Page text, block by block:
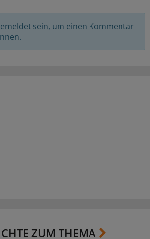
sein, um einen Kommentar
ZUM THEMA